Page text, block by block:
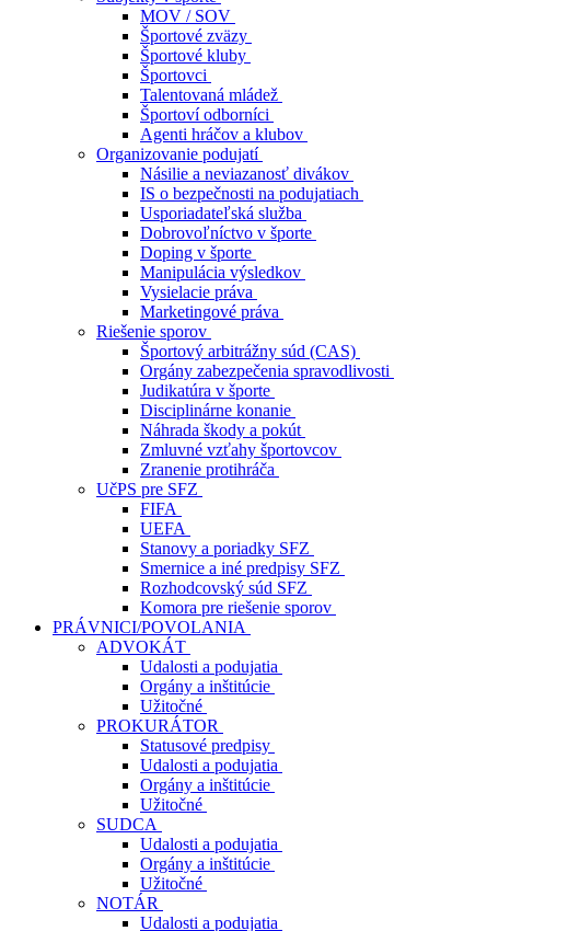
MOV / SOV
Športové zväzy
Športové kluby
Športovci
Talentovaná mládež
Športoví odborníci
Agenti hráčov a klubov
Organizovanie podujatí
Násilie a neviazanosť divákov
IS o bezpečnosti na podujatiach
Usporiadateľská služba
Dobrovoľníctvo v športe
Doping v športe
Manipulácia výsledkov
Vysielacie práva
Marketingové práva
Riešenie sporov
Športový arbitrážny súd (CAS)
Orgány zabezpečenia spravodlivosti
Judikatúra v športe
Disciplinárne konanie
Náhrada škody a pokút
Zmluvné vzťahy športovcov
Zranenie protihráča
UčPS pre SFZ
FIFA
UEFA
Stanovy a poriadky SFZ
Smernice a iné predpisy SFZ
Rozhodcovský súd SFZ
Komora pre riešenie sporov
PRÁVNICI/POVOLANIA
ADVOKÁT
Udalosti a podujatia
Orgány a inštitúcie
Užitočné
PROKURÁTOR
Statusové predpisy
Udalosti a podujatia
Orgány a inštitúcie
Užitočné
SUDCA
Udalosti a podujatia
Orgány a inštitúcie
Užitočné
NOTÁR
Udalosti a podujatia